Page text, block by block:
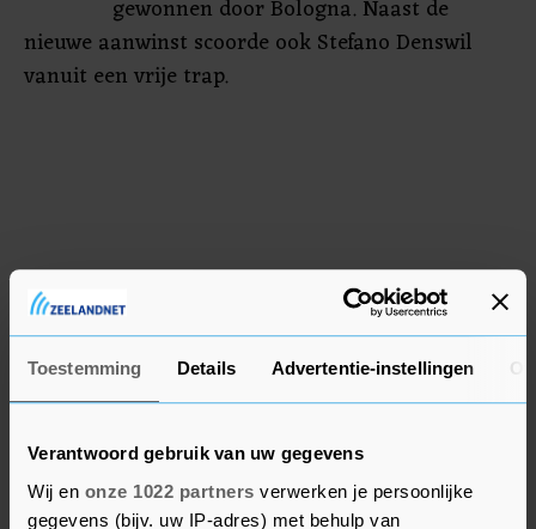
Toestemming Details Advertentie-instellingen
Verantwoord gebruik van uw gegevens
Wij en onze 1022 partners verwerken je persoonlijke
gegevens (bijv. uw IP-adres) met behulp van
gewonnen door Bologna. Naast de
nieuwe aanwinst scoorde ook Stefano Denswil
vanuit een vrije trap.